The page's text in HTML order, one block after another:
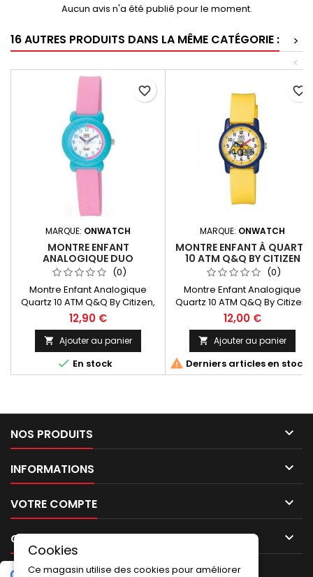
Aucun avis n'a été publié pour le moment.
16 AUTRES PRODUITS DANS LA MÊME CATÉGORIE :
>
<
MARQUE: ONWATCH
MONTRE ENFANT
ANALOGIQUE DUO
COULEURS 10 ATM Q&Q BY
CITIZEN VP81J019
(0)
Montre Enfant Analogique
Quartz 10 ATM Q&Q By Citizen,
duo couleurs, boîtier en
plastique, bracelet en
plastique VP81J019 Fabrication
In Japan Children's watch
Analogue Quartz 10 ATM Q&Q
By Citizen, duo colours, plastic
12,90 €
 Ajouter au panier
 En stock
favorite_border
MARQUE: ONWATCH
MONTRE ENFANT À QUARTZ
10 ATM Q&Q BY CITIZEN
VR41J009 (0)
Montre Enfant Analogique
Quartz 10 ATM Q&Q By Citizen,
jaune, motif du cadran avec
voiture, boîtier en plastique,
bracelet
en silicone VR41J009
In Japan Children's Analogue
Quartz Watch 10 ATM Q&Q By
VR41J009 Manufacture In
12,00 €
 Ajouter au panier
 Derniers articles en stock
favorite_border
NOS PRODUITS 
INFORMATIONS 
VOTRE COMPTE 
CONTACT 
Cookies
Ce magasin utilise des cookies pour améliorer
Laissez un avis(2 avis)